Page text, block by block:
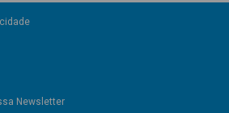
Newsletter